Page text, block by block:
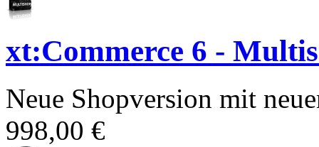
xt:Commerce 6 -
Neue Shopversion mit
998,00 €